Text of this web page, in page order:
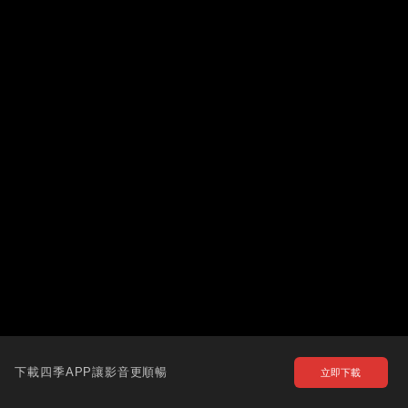
下載四季APP讓影音更順暢 立即下載